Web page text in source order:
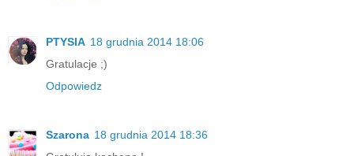
PTYSIA 18 grudnia 2014 18:06
Gratulacje ;)
Odpowiedz
Szarona 18 grudnia 2014 18:36